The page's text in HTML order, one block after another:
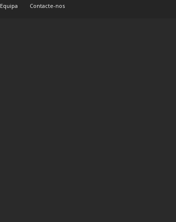
Equipa Contacte-nos